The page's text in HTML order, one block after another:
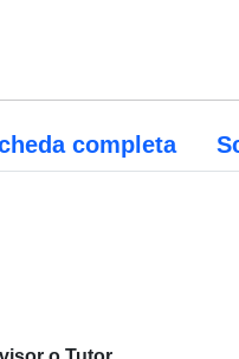
completa